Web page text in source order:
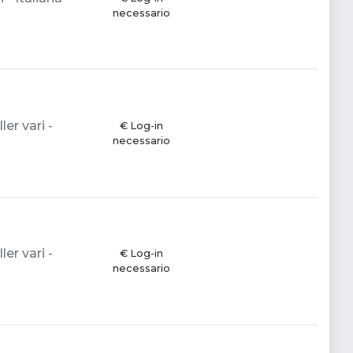
necessario
vari -
€ Log-in
necessario
vari -
€ Log-in
necessario